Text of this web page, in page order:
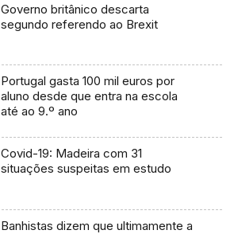
Governo britânico descarta
segundo referendo ao Brexit
Portugal gasta 100 mil euros por
aluno desde que entra na escola
até ao 9.º ano
Covid-19: Madeira com 31
situações suspeitas em estudo
Banhistas dizem que ultimamente a